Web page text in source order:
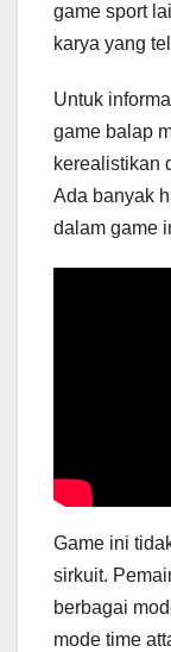
game sport
karya yang
Untuk
game balap
kerealistikan
Ada banyak
dalam game
Game ini
sirkuit.
berbagai
mode time